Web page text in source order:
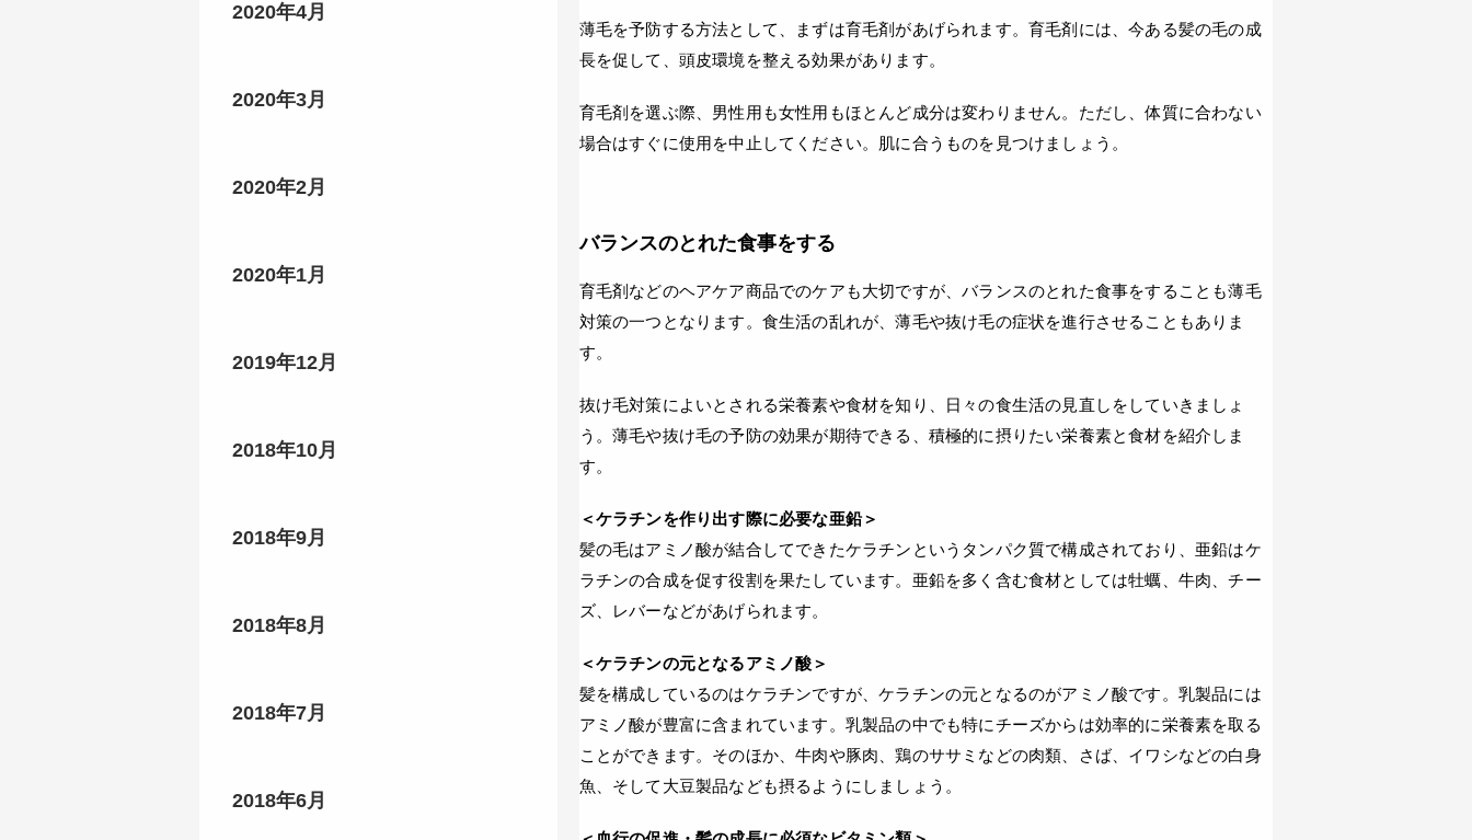
薄毛を予防する方法として、まずは育毛剤があげられます。育毛剤には、今ある髪の毛の成
長を促して、頭皮環境を整える効果があります。
育毛剤を選ぶ際、男性用も女性用もほとんど成分は変わりません。ただし、体質に合わない
場合はすぐに使用を中止してください。肌に合うものを見つけましょう。
バランスのとれた食事をする
育毛剤などのヘアケア商品でのケアも大切ですが、バランスのとれた食事をすることも薄毛
対策の一つとなります。食生活の乱れが、薄毛や抜け毛の症状を進行させることもありま
す。
抜け毛対策によいとされる栄養素や食材を知り、日々の食生活の見直しをしていきましょ
う。薄毛や抜け毛の予防の効果が期待できる、積極的に摂りたい栄養素と食材を紹介しま
す。
＜ケラチンを作り出す際に必要な亜鉛＞
髪の毛はアミノ酸が結合してできたケラチンというタンパク質で構成されており、亜鉛はケ
ラチンの合成を促す役割を果たしています。亜鉛を多く含む食材としては牡蠣、牛肉、チー
ズ、レバーなどがあげられます。
＜ケラチンの元となるアミノ酸＞
髪を構成しているのはケラチンですが、ケラチンの元となるのがアミノ酸です。乳製品には
アミノ酸が豊富に含まれています。乳製品の中でも特にチーズからは効率的に栄養素を取る
ことができます。そのほか、牛肉や豚肉、鶏のササミなどの肉類、さば、イワシなどの白身
魚、そして大豆製品なども摂るようにしましょう。
2020年4月
2020年3月
2020年2月
2020年1月
2019年12月
2018年10月
2018年9月
2018年8月
2018年7月
2018年6月